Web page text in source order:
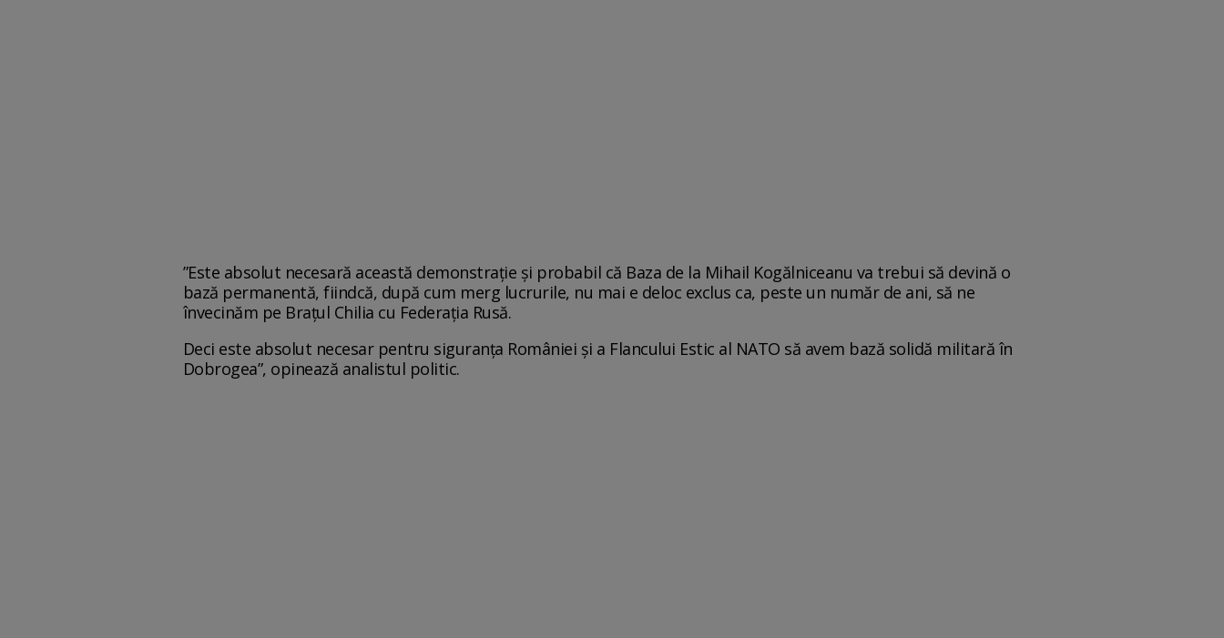
”Este absolut necesară această demonstrație și probabil că Baza de la Mihail Kogălniceanu va trebui să devină o
bază permanentă, fiindcă, după cum merg lucrurile, nu mai e deloc exclus ca, peste un număr de ani, să ne
învecinăm pe Brațul Chilia cu Federația Rusă.
Deci este absolut necesar pentru siguranța României și a Flancului Estic al NATO să avem bază solidă militară în
Dobrogea”, opinează analistul politic.